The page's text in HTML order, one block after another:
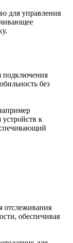
для управления
подключения
без
к
отслеживания
обеспечивая